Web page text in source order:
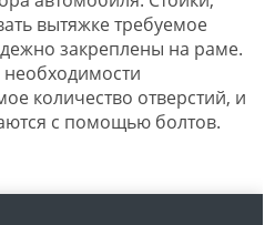
вытяжке требуемое
закреплены на раме.
количество отверстий, и
с помощью болтов.